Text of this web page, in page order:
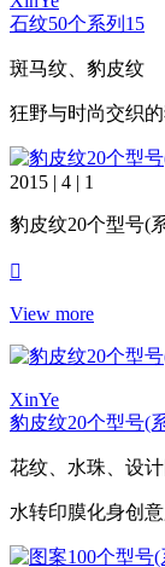
石纹50个系列15
斑马纹、豹皮纹
狂野与时尚交织
2015 | 4 | 1
豹皮纹20个型号(
View more
XinYe
豹皮纹20个型号(
花纹、水珠、设
水转印膜化身创